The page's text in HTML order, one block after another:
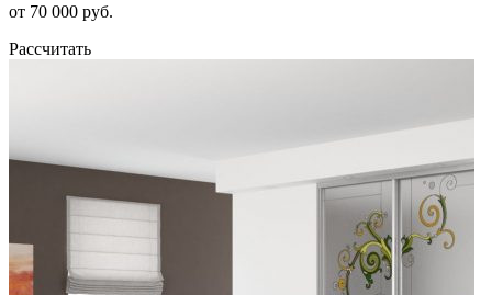
от 70 000 руб.
Рассчитать